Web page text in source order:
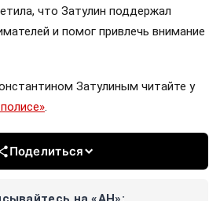
что Затулин поддержал
и помог привлечь внимание
Затулиным читайте у
.
Поделиться